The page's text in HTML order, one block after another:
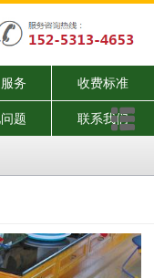
务 收费标准
题 联系我们